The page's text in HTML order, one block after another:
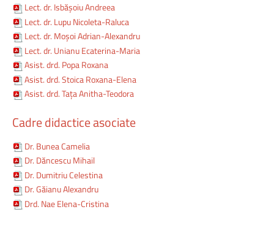
Lect. dr. Isbășoiu Andreea
Lect. dr. Lupu Nicoleta-Raluca
Lect. dr. Moșoi Adrian-Alexandru
Lect. dr. Unianu Ecaterina-Maria
Asist. drd. Popa Roxana
Asist. drd. Stoica Roxana-Elena
Asist. drd. Tața Anitha-Teodora
Cadredidacticeasociate
Dr. Bunea Camelia
Dr. Dăncescu Mihail
Dr. Dumitriu Celestina
Dr. Găianu Alexandru
Drd. Nae Elena-Cristina